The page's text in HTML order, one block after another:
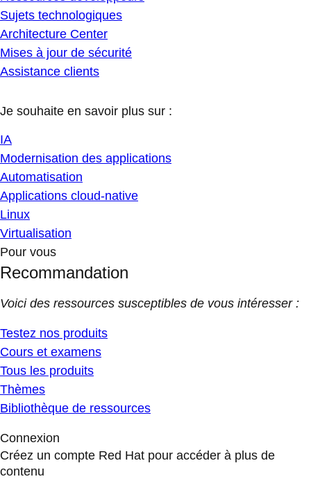
Sujets technologiques
Architecture Center
Mises à jour de sécurité
Assistance clients
Je souhaite en savoir plus sur :
IA
Modernisation des applications
Automatisation
Applications cloud-native
Linux
Virtualisation
Pour vous
Recommandation
Voici des ressources susceptibles de vous intéresser :
Testez nos produits
Cours et examens
Tous les produits
Thèmes
Bibliothèque de ressources
Connexion
Créez un compte Red Hat pour accéder à plus de
contenu